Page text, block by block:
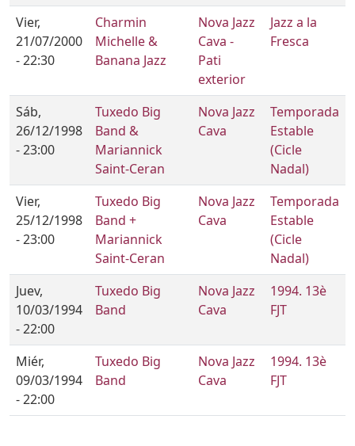
Vier,
21/07/2000
- 22:30
Charmin
Michelle &
Banana Jazz
Nova Jazz
Cava -
Pati
exterior
Jazz a la
Fresca
Sáb,
26/12/1998
- 23:00
Tuxedo Big
Band &
Mariannick
Saint-Ceran
Nova Jazz
Cava
Temporada
Estable
(Cicle
Nadal)
Vier,
25/12/1998
- 23:00
Tuxedo Big
Band +
Mariannick
Saint-Ceran
Nova Jazz
Cava
Temporada
Estable
(Cicle
Nadal)
Juev,
10/03/1994
- 22:00
Tuxedo Big
Band
Nova Jazz
Cava
1994. 13è
FJT
Miér,
09/03/1994
- 22:00
Tuxedo Big
Band
Nova Jazz
Cava
1994. 13è
FJT